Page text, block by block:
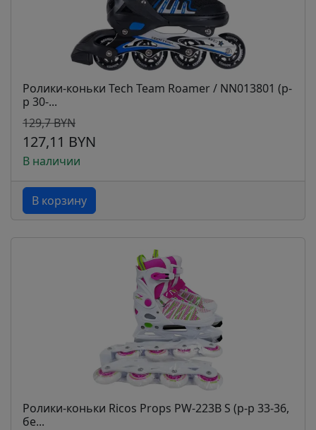
Ролики-коньки Tech Team Roamer / NN013801 (р-
р 30-...
129,7 BYN
127,11 BYN
В наличии
В корзину
Ролики-коньки Ricos Props PW-223B S (р-р 33-36,
бе...